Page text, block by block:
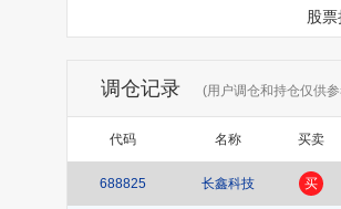
股
调仓记录 (用户调仓和持仓仅供
代码 名称 买卖
688825 长鑫科技 买